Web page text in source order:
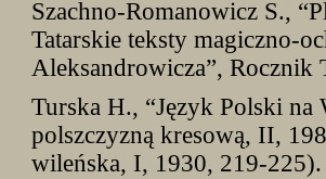
Szachno-Romanowicz S.,
Tatarskie teksty magiczno-
Aleksandrowicza”, Rocznik
Turska H., “Język Polski na
polszczyzną kresową, II,
wileńska, I, 1930, 219-225).